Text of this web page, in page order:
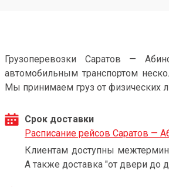
Грузоперевозки Саратов —
автомобильным транспортом
Мы принимаем груз от физических
Срок доставки
Расписание рейсов Саратов —
Клиентам доступны
А также доставка "от двери до